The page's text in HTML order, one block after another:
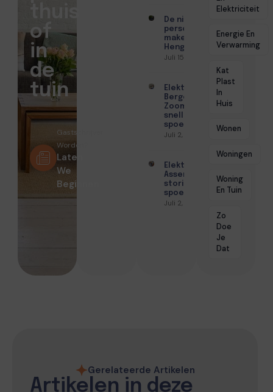
De nieuwe
persoonlijke
makelaar in
Hengelo
Juli 15, 2026
Elektricien
Bergen op
Zoom met
snelle
spoedhulp
Juli 2, 2026
Elektricien
Assen voor
storingen en
spoedservice
Juli 2, 2026
Elektriciteit
Energie En
Verwarming
Kat
Plast
In
Huis
Wonen
Woningen
Woning
En Tuin
Zo
Doe
Je
Dat
thuis
of
in
de
tuin
Gastschrijver
Worden?
Laten
We
Beginnen
Gerelateerde Artikelen
Artikelen in deze